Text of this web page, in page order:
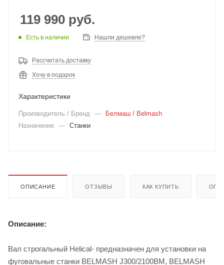
119 990 руб.
Есть в наличии Нашли дешевле?
Рассчитать доставку
Хочу в подарок
Характеристики
Производитель / Бренд —
Белмаш / Belmash
Назначение — Станки
ОПИСАНИЕ ОТЗЫВЫ КАК КУПИТЬ
Описание:
Вал строгальный Helical- предназначен для установки на
фуговальные станки BELMASH J300/2100BM, BELMASH